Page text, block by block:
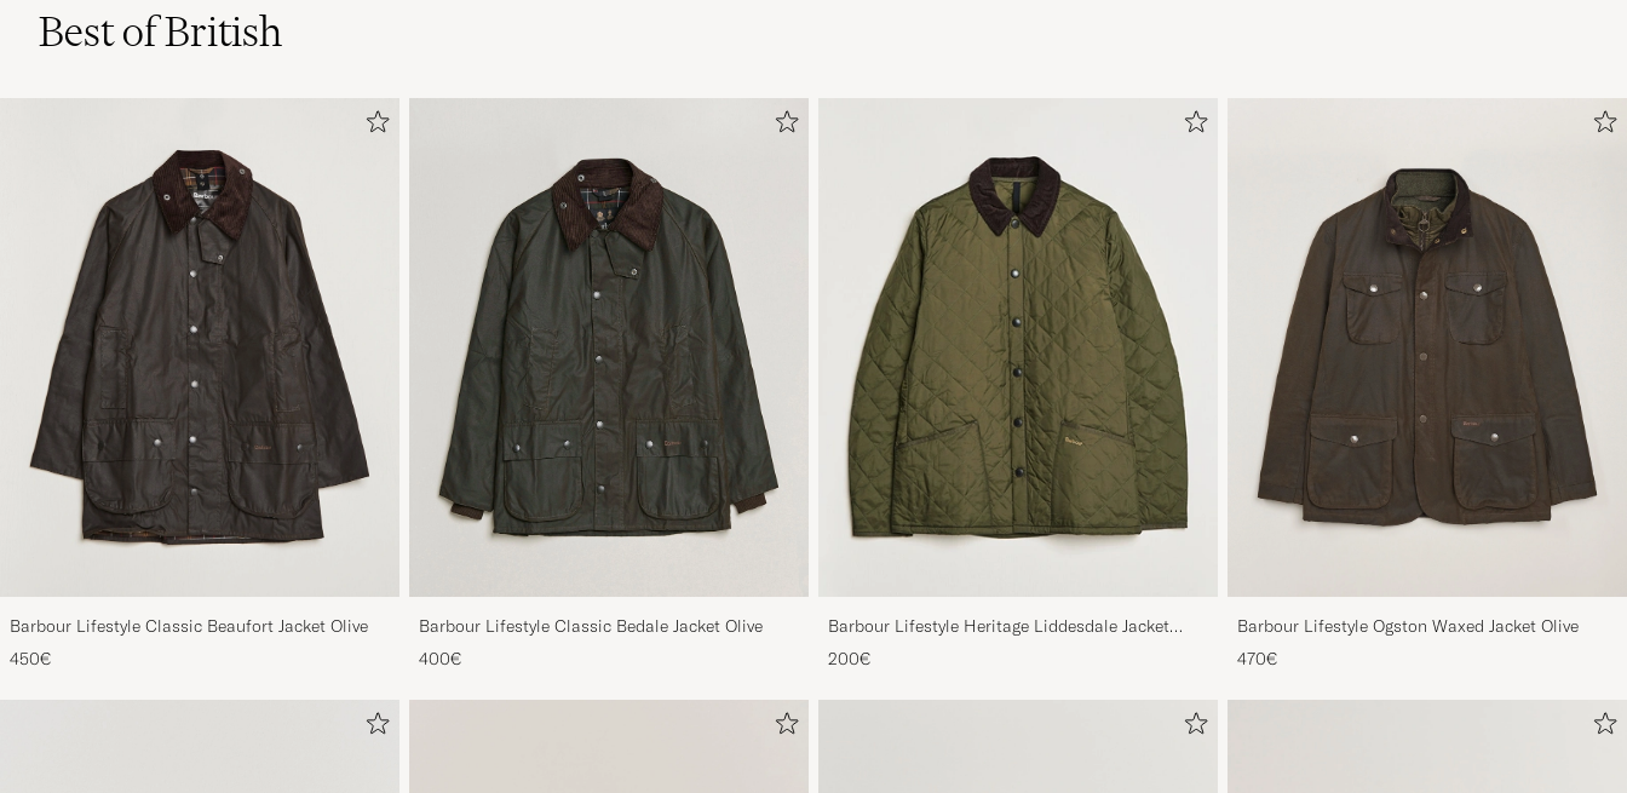
Best of British
Barbour Lifestyle Classic Beaufort Jacket Olive
450€
Barbour Lifestyle Classic Bedale Jacket Olive
400€
Barbour Lifestyle Heritage Liddesdale Jacket
Olive
200€
Barbour Lifestyle Ogston Waxed Jacket Olive
470€